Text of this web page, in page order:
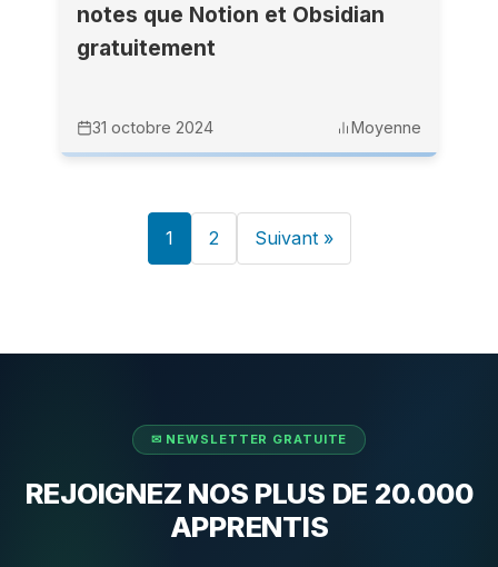
notes que Notion et Obsidian
gratuitement
31 octobre 2024 Moyenne
1 2 Suivant »
REJOIGNEZ NOS PLUS DE 20.000
APPRENTIS